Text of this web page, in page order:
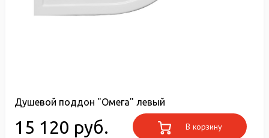
Душевой поддон "Омега" левый
15 120 руб. В корзину